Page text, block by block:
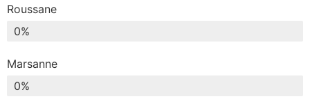
Roussane
0%
Marsanne
0%